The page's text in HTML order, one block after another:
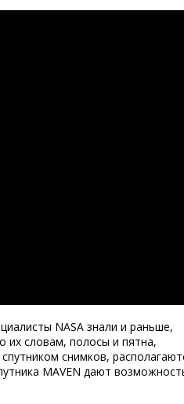
NASA знали и раньше,
их словам, полосы и пятна,
снимков,
MAVEN дают